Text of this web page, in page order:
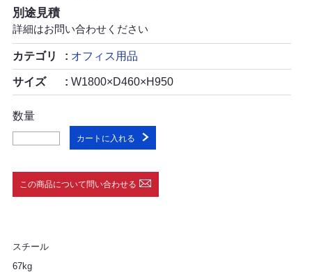
別途見積
詳細はお問い合わせください
カテゴリ オフィス用品
サイズ W1800×D460×H950
数量
カートに入れる
この商品について問い合わせる
スチール
67kg